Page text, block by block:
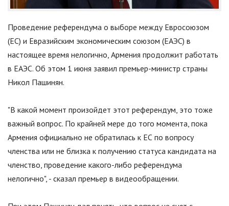
Проведение референдума о выборе между Евросоюзом
(ЕС) и Евразийским экономическим союзом (ЕАЭС) в
настоящее время нелогично, Армения продолжит работать
в ЕАЭС. Об этом 1 июня заявил премьер-министр страны
Никол Пашинян.
"В какой момент произойдет этот референдум, это тоже
важный вопрос. По крайней мере до того момента, пока
Армения официально не обратилась к ЕС по вопросу
членства или не близка к получению статуса кандидата на
членство, проведение какого-либо референдума
нелогично", - сказал премьер в видеообращении.